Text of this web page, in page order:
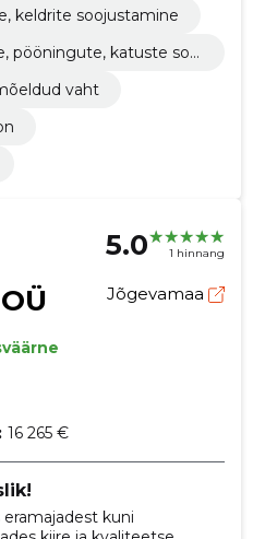
keldrite soojustamine
pööningute, katuste sooj
vaht
5.0 1 hinnang
Jõgevamaa
16 265 €
kuni